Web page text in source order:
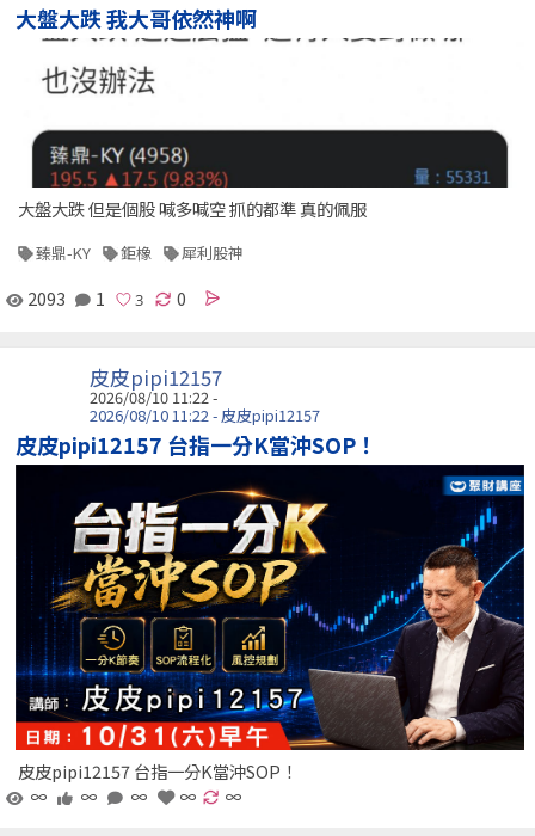
大盤大跌 我大哥依然神啊
大盤大跌 但是個股 喊多喊空 抓的都準 真的佩服
臻鼎-KY 鉅橡 犀利股神
2093 1 0
皮皮pipi12157
2026/08/10 11:22 -
2026/08/10 11:22 - 皮皮pipi12157
皮皮pipi12157 台指一分K當沖SOP！
皮皮pipi12157 台指一分K當沖SOP！
∞
∞ ∞ ∞ ∞